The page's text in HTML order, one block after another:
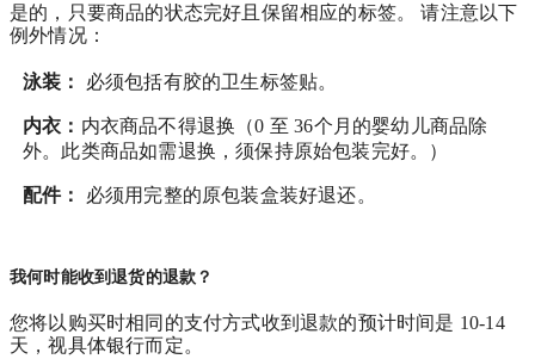
是的，只要商品的状态完好且保留相应的标签。 请注意以下
例外情况：
泳装： 必须包括有胶的卫生标签贴。
内衣： 内衣商品不得退换（0 至 36个月的婴幼儿商品除
外。此类商品如需退换，须保持原始包装完好。）
配件： 必须用完整的原包装盒装好退还。
我何时能收到退货的退款？
您将以购买时相同的支付方式收到退款的预计时间是 10-14
天，视具体银行而定。